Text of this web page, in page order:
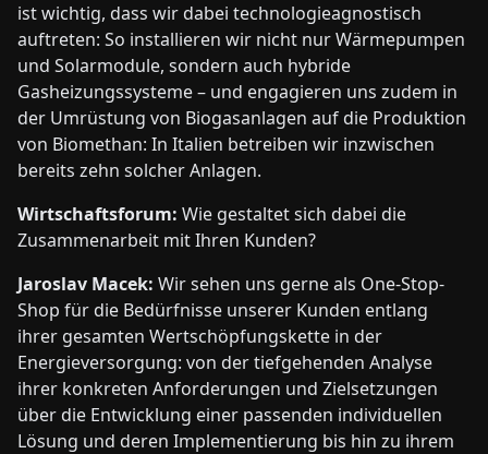
ist wichtig, dass wir dabei technologieagnostisch
auftreten: So installieren wir nicht nur Wärmepumpen
und Solarmodule, sondern auch hybride
Gasheizungssysteme – und engagieren uns zudem in
der Umrüstung von Biogasanlagen auf die Produktion
von Biomethan: In Italien betreiben wir inzwischen
bereits zehn solcher Anlagen.
Wirtschaftsforum: Wie gestaltet sich dabei die
Zusammenarbeit mit Ihren Kunden?
Jaroslav Macek: Wir sehen uns gerne als One-Stop-
Shop für die Bedürfnisse unserer Kunden entlang
ihrer gesamten Wertschöpfungskette in der
Energieversorgung: von der tiefgehenden Analyse
ihrer konkreten Anforderungen und Zielsetzungen
über die Entwicklung einer passenden individuellen
Lösung und deren Implementierung bis hin zu ihrem